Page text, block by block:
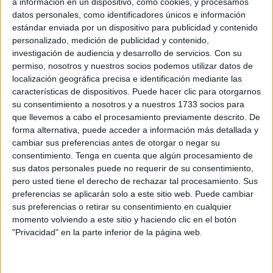
datos personales, como identificadores únicos e información
estándar enviada por un dispositivo para publicidad y contenido
personalizado, medición de publicidad y contenido,
investigación de audiencia y desarrollo de servicios. Con su
permiso, nosotros y nuestros socios podemos utilizar datos de
localización geográfica precisa e identificación mediante las
características de dispositivos. Puede hacer clic para otorgarnos
su consentimiento a nosotros y a nuestros 1733 socios para
que llevemos a cabo el procesamiento previamente descrito. De
forma alternativa, puede acceder a información más detallada y
cambiar sus preferencias antes de otorgar o negar su
consentimiento. Tenga en cuenta que algún procesamiento de
sus datos personales puede no requerir de su consentimiento,
pero usted tiene el derecho de rechazar tal procesamiento. Sus
preferencias se aplicarán solo a este sitio web. Puede cambiar
sus preferencias o retirar su consentimiento en cualquier
momento volviendo a este sitio y haciendo clic en el botón
"Privacidad" en la parte inferior de la página web.
Vecinos del Príncipe se echan a la calle para
limpiar la barriada
POR ISABEL JIMÉNEZ 02/08/2026 1
La Ciudad activa un operativo especial de
limpieza para recuperar la normalidad en los
espacios públicos
POR PALOMA ABAD 02/08/2026 3
CCOO denuncia que Servilimpce comunica
cambios de servicio por WhatsApp
POR ISABEL JIMÉNEZ 22/07/2026 5
Las obras de la nave de Servilimpce avanzan
hacia su puesta en funcionamiento por fases
POR DIEGO NARANJO 18/07/2026 2
CCOO exige un tribunal independiente y ajeno